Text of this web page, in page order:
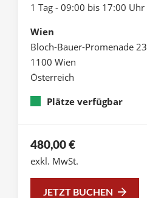
1 Tag - 09:00 bis 17:00 Uhr
Wien
Bloch-Bauer-Promenade 23
1100 Wien
Österreich
Plätze verfügbar
480,00€
exkl. MwSt.
JETZT BUCHEN